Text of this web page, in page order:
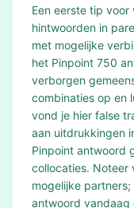
Een eerste tip
hintwoorden in
met mogelijke
het Pinpoint 750
verborgen
combinaties op en
vond je hier false
aan uitdrukkingen
Pinpoint antwoord
collocaties. Noteer
mogelijke
antwoord vandaag